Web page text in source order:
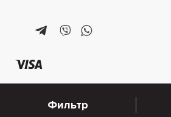
Фильтр